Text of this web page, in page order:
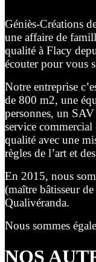
Géniès-Créations
une affaire de
qualité à Flacy
écouter pour vous
Notre entreprise
de 800 m2, une
personnes, un
service
qualité avec une
règles de l’art et
En 2015, nous
(maître bâtisseur
Qualivéranda.
Nous sommes
NOS